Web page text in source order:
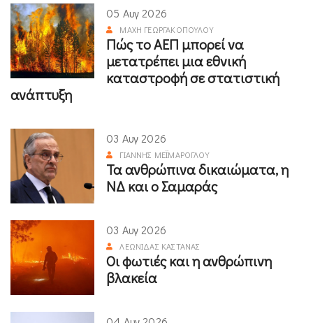
05 Αυγ 2026
ΜΆΧΗ ΓΕΩΡΓΑΚΟΠΟΎΛΟΥ
Πώς το ΑΕΠ μπορεί να
μετατρέπει μια εθνική
καταστροφή σε στατιστική
ανάπτυξη
03 Αυγ 2026
ΓΙΆΝΝΗΣ ΜΕΪΜΆΡΟΓΛΟΥ
Τα ανθρώπινα δικαιώματα, η
ΝΔ και ο Σαμαράς
03 Αυγ 2026
ΛΕΩΝΊΔΑΣ ΚΑΣΤΑΝΆΣ
Οι φωτιές και η ανθρώπινη
βλακεία